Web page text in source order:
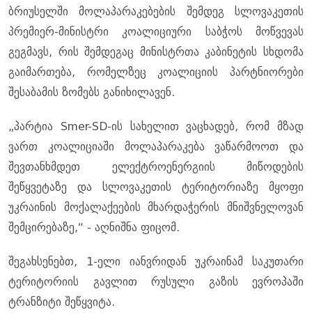
ბრიუსელში მოლაპარაკებების შემდეგ სლოვაკეთის
პრემიერ-მინისტრი კოალიციური საბჭოს მოწვევას
გეგმავს, რის შემდეგაც მინისტრთა კაბინეტის სხდომა
გაიმართება, რომელზეც კოალიციის პარტნიორები
შესაბამის ზომებს განიხილავენ.
„პარტია Smer-SD-ის სახელით ვაცხადებ, რომ მზად
ვართ კოალიციაში მოლაპარაკება ვაწარმოოთ და
შევთანხმდეთ ელექტროენერგიის მიწოდების
შეწყვეტაზე და სლოვაკეთის ტერიტორიაზე მყოფი
უკრაინის მოქალაქეების მხარდაჭერის მნიშვნელოვან
შემცირებაზე,“ - აღნიშნა ფიცომ.
შეგახსენებთ, 1-ელი იანვრიდან უკრაინამ საკუთარი
ტერიტორიის გავლით რუსული გაზის ევროპაში
ტრანზიტი შეწყვიტა.